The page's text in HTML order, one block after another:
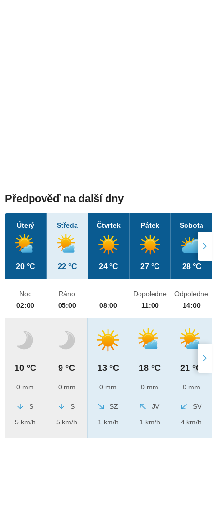
Předpověď na další dny
Úterý
20 °C
Středa
22 °C
Čtvrtek
24 °C
Pátek
27 °C
Sobota
28 °C
Noc
02:00
10 °C
0 mm
S
5 km/h
Ráno
05:00
9 °C
0 mm
S
5 km/h
08:00
13 °C
0 mm
SZ
1 km/h
Dopoledne
11:00
18 °C
0 mm
JV
1 km/h
Odpoledne
14:00
21 °C
0 mm
SV
4 km/h